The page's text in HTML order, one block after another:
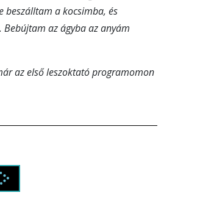
beszálltam a kocsimba, és
az ágyba az anyám
az első leszoktató programomon